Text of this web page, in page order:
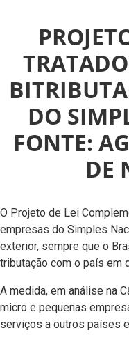
DO
FONTE:
DE
O Projeto de Lei
empresas do Simples
exterior, sempre que o
tributação com o país em
A medida, em análise na
micro e pequenas
serviços a outros países